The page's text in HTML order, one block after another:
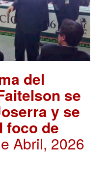
del
se
y se
foco de
Abril, 2026